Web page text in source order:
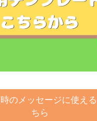
のメッセージに使え
ちら